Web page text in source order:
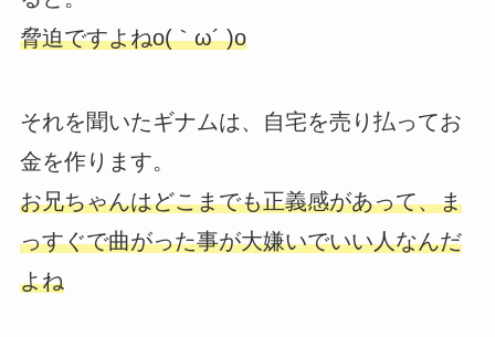
脅迫ですよねo(｀ω´ )o
それを聞いたギナムは、自宅を売り払ってお
金を作ります。
お兄ちゃんはどこまでも正義感があって、ま
っすぐで曲がった事が大嫌いでいい人なんだ
よね